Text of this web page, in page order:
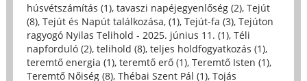
húsvétszámítás (1), tavaszi napéjegyenlőség (2), Tejút
(8), Tejút és Napút találkozása, (1), Tejút-fa (3), Tejúton
ragyogó Nyilas Telihold - 2025. június 11. (1), Téli
napforduló (2), telihold (8), teljes holdfogyatkozás (1),
teremtő energia (1), teremtő erő (1), Teremtő Isten (1),
Teremtő Nőiség (8), Thébai Szent Pál (1), Tojás